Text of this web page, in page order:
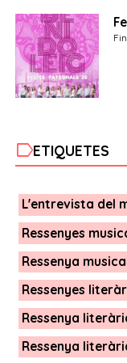
labelETIQUETES
L'entrevista del
Ressenyes
Ressenya
Ressenyes
Ressenya
Ressenya